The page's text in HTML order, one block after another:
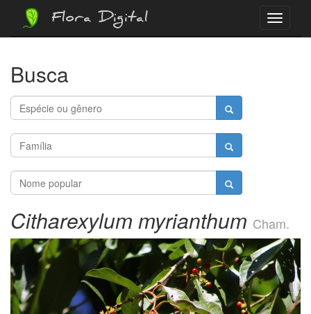
Menu
Flora Digital
Busca
Citharexylum myrianthum Cham.